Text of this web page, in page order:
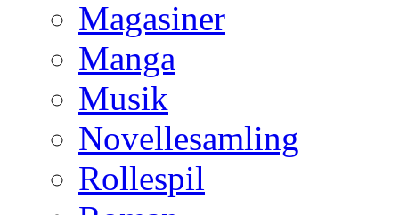
Magasiner
Manga
Musik
Novellesamling
Rollespil